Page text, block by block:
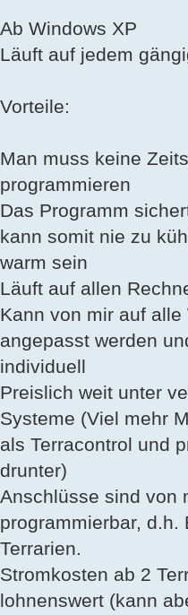
Ab Windows XP
Läuft auf jedem
Vorteile:
Man muss keine
programmieren
Das Programm
kann somit nie zu
warm sein
Läuft auf allen
Kann von mir auf alle
angepasst werden
individuell
Preislich weit unter
Systeme (Viel mehr
als Terracontrol und
drunter)
Anschlüsse sind von
programmierbar, d.h.
Terrarien.
Stromkosten ab 2
lohnenswert (kann